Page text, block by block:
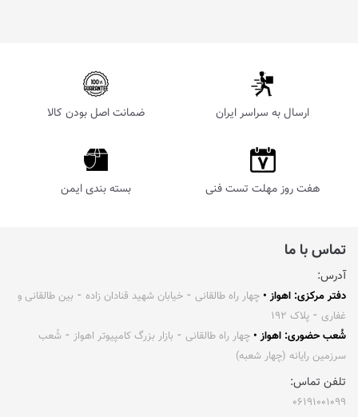
ارسال به سراسر ایران ضمانت اصل بودن کالا
هفت روز مهلت تست فنی بسته بندی ایمن
تماس با ما
آدرس:
دفتر مرکزی: اهواز • چهار راه طالقانی ⁃ خیابان شهید قنادان زاده ⁃ بین طالقانی و
غفاری ⁃ پلاک ۱۹۲
شُعب حضوری: اهواز • چهار راه طالقانی ⁃ بازار بزرگ کامپیوتر اهواز ⁃ شُعب
سرزمین رایانه (چهار شعبه)
تلفن تماس:
۰۶۱۹۱۰۰۱۰۹۹